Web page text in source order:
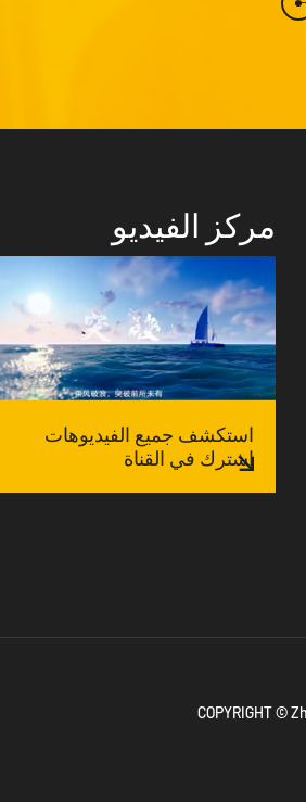
مركز الفيديو
استكشف جميع الفيديوهات
اشترك في القناة
COPYRIGHT ©